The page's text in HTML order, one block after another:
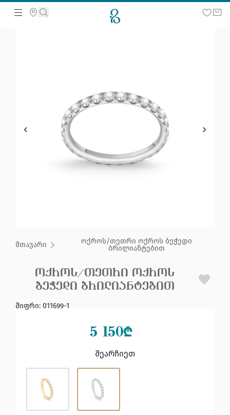
მთავარი
ოქროს/თეთრი ოქროს ბეჭედი
ბრილიანტებით
ᲝᲥᲠᲝᲡ/ᲗᲔᲗᲠᲘ ᲝᲥᲠᲝᲡ
ᲑᲔᲭᲔᲓᲘ ᲑᲠᲘᲚᲘᲐᲜᲢᲔᲑᲘᲗ
შიფრი: 011699-1
5 150₾
შეარჩიეთ